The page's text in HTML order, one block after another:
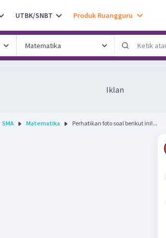
UTBK/SNBT Produk Ruangguru
Iklan
SMA Matematika Perhatikan foto soal berikut ini!...